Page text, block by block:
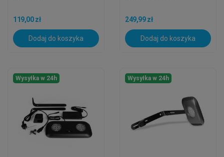
119,00 zł
Dodaj do koszyka
249,99 zł
Dodaj do koszyka
Wysyłka w 24h Wysyłka w 24h